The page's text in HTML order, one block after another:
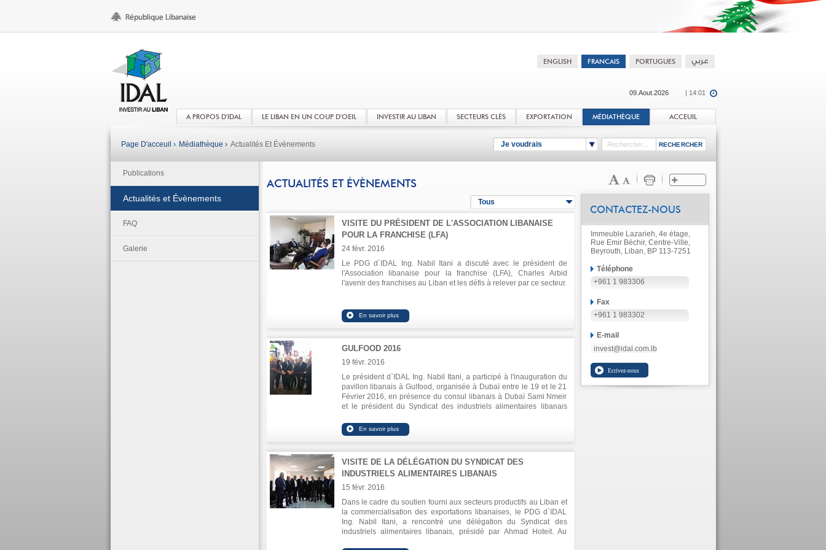
09.Aout.2026 | 14:01
A PROPOS D'IDAL LE LIBAN EN UN COUP D'OEIL INVESTIR AU LIBAN SECTEURS CLÉS EXPORTATION MÉDIATHÈQUE ACCEUIL
Je voudrais
Page D'acceuil › Médiathèque › Actualités Et Évènements
Publications
Actualités et Évènements
FAQ
Galerie
ACTUALITÉS ET ÉVÈNEMENTS
Tous
VISITE DU PRÉSIDENT DE L'ASSOCIATION LIBANAISE
POUR LA FRANCHISE (LFA)
24 févr. 2016
Le PDG d`IDAL Ing. Nabil Itani a discuté avec le président de
l'Association libanaise pour la franchise (LFA), Charles Arbid
l'avenir des franchises au Liban et les défis à relever par ce secteur.
GULFOOD 2016
19 févr. 2016
Le président d`IDAL Ing. Nabil Itani, a participé à l'inauguration du
pavillon libanais à Gulfood, organisée à Dubaï entre le 19 et le 21
Février 2016, en présence du consul libanais à Dubaï Sami Nmeir
et le président du Syndicat des industriels alimentaires libanais
Lors de l'ouverture, Ing. Itani a déclaré que l'industrie alimentaire au
Liban est très prometteuse grâce à son potentiel et sa tendance de
met l'accent sur la présence régionale et mondiale de l'industrie
alimentaire libanaise et sa capacité à faire concurrence. Itani a
déclaré que cette exposition est une plate-forme importante pour
les exportations du secteurs vers les marchés arabes et
cuisine méditerranéenne en général et libanaise en particulier,
ainsi que l`existence d`une large diaspora libanaise dans plusieurs
pays de la région et dans le monde.
Il a ajouté: «Gulfood est un évènement attrayant pour des industries
VISITE DE LA DÉLÉGATION DU SYNDICAT DES
INDUSTRIELS ALIMENTAIRES LIBANAIS
15 févr. 2016
Dans le cadre du soutien fourni aux secteurs productifs au Liban et
la commercialisation des exportations libanaises, le PDG d`IDAL
Ing. Nabil Itani, a rencontré une délégation du Syndicat des
industriels alimentaires libanais, présidé par Ahmad Hoteit. Au
CONTACTEZ-NOUS
Immeuble Lazarieh, 4e étage,
Rue Emir Béchir, Centre-Ville,
Beyrouth, Liban, BP 113-7251
Téléphone
+961 1 983306
Fax
+961 1 983302
E-mail
invest@idal.com.lb